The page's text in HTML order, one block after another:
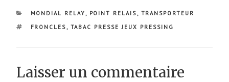
CATÉGORIES
MONDIAL RELAY , POINT RELAIS , TRANSPORTEUR
ÉTIQUETTES
FRONCLES , TABAC PRESSE JEUX PRESSING
Laisser un commentaire